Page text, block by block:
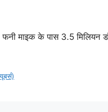
माइक के पास 3.5 मिलियन